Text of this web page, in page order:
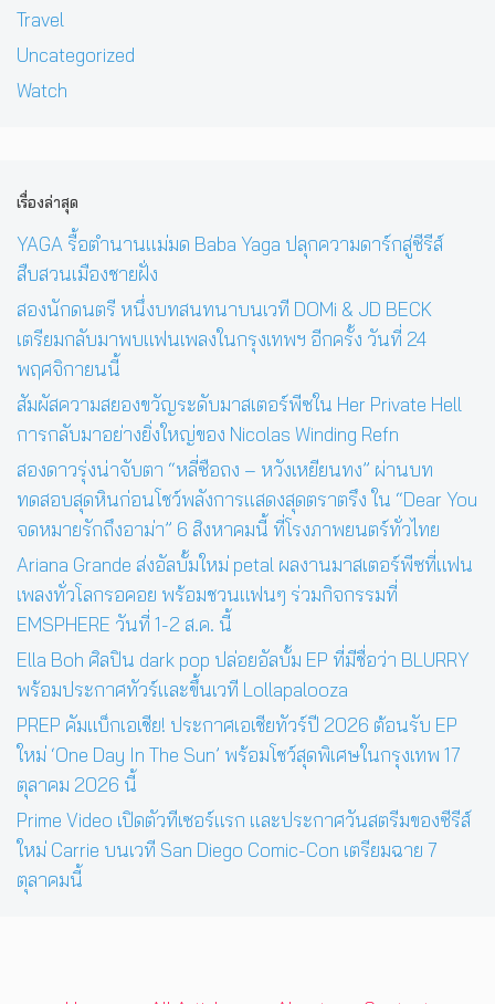
Travel
Uncategorized
Watch
เรื่องล่าสุด
YAGA รื้อตำนานแม่มด Baba Yaga ปลุกความดาร์กสู่ซีรีส์
สืบสวนเมืองชายฝั่ง
สองนักดนตรี หนึ่งบทสนทนาบนเวที DOMi & JD BECK
เตรียมกลับมาพบแฟนเพลงในกรุงเทพฯ อีกครั้ง วันที่ 24
พฤศจิกายนนี้
สัมผัสความสยองขวัญระดับมาสเตอร์พีซใน Her Private Hell
การกลับมาอย่างยิ่งใหญ่ของ Nicolas Winding Refn
สองดาวรุ่งน่าจับตา “หลี่ซือถง – หวังเหยียนทง” ผ่านบท
ทดสอบสุดหินก่อนโชว์พลังการแสดงสุดตราตรึง ใน “Dear You
จดหมายรักถึงอาม่า” 6 สิงหาคมนี้ ที่โรงภาพยนตร์ทั่วไทย
Ariana Grande ส่งอัลบั้มใหม่ petal ผลงานมาสเตอร์พีซที่แฟน
เพลงทั่วโลกรอคอย พร้อมชวนแฟนๆ ร่วมกิจกรรมที่
EMSPHERE วันที่ 1-2 ส.ค. นี้
Ella Boh ศิลปิน dark pop ปล่อยอัลบั้ม EP ที่มีชื่อว่า BLURRY
พร้อมประกาศทัวร์และขึ้นเวที Lollapalooza
PREP คัมแบ็กเอเชีย! ประกาศเอเชียทัวร์ปี 2026 ต้อนรับ EP
ใหม่ ‘One Day In The Sun’ พร้อมโชว์สุดพิเศษในกรุงเทพ 17
ตุลาคม 2026 นี้
Prime Video เปิดตัวทีเซอร์แรก และประกาศวันสตรีมของซีรีส์
ใหม่ Carrie บนเวที San Diego Comic-Con เตรียมฉาย 7
ตุลาคมนี้